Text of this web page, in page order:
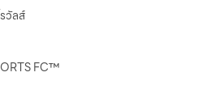
วัลส์
FC™